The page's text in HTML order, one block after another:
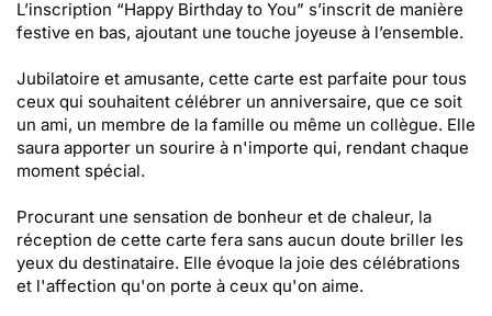
L’inscription “Happy Birthday to You” s’inscrit de manière
festive en bas, ajoutant une touche joyeuse à l’ensemble.
Jubilatoire et amusante, cette carte est parfaite pour tous
ceux qui souhaitent célébrer un anniversaire, que ce soit
un ami, un membre de la famille ou même un collègue. Elle
saura apporter un sourire à n'importe qui, rendant chaque
moment spécial.
Procurant une sensation de bonheur et de chaleur, la
réception de cette carte fera sans aucun doute briller les
yeux du destinataire. Elle évoque la joie des célébrations
et l'affection qu'on porte à ceux qu'on aime.